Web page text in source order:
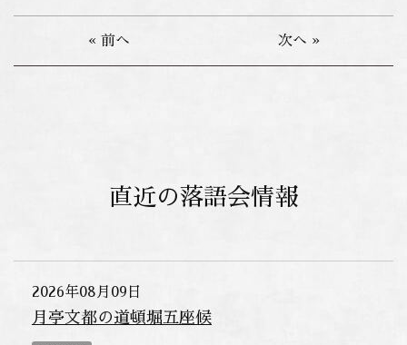
« 前へ 次へ »
直近の落語会情報
2026年08月09日
月亭文都の道頓堀五座候